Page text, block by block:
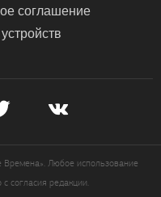
соглашение
Любое использование
согласия редакции.